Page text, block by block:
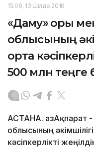
15:08, 13 Шілде 2016
«Даму» Қоры
облысының
орта
500 млн теңге
АСТАНА. ҚазАқпарат
облысының
кәсіпкерлікті